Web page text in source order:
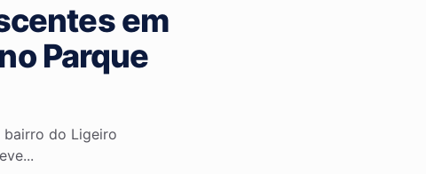
em
Parque
do Ligeiro